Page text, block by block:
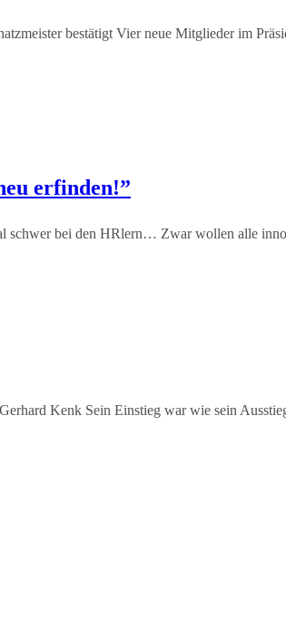
bestätigt Vier neue Mitglieder im
erfinden!”
schwer bei den HRlern… Zwar wollen alle
Kenk Sein Einstieg war wie sein